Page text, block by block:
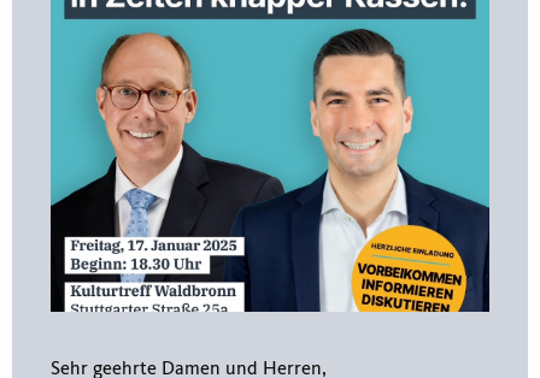
Sehr geehrte Damen und Herren,